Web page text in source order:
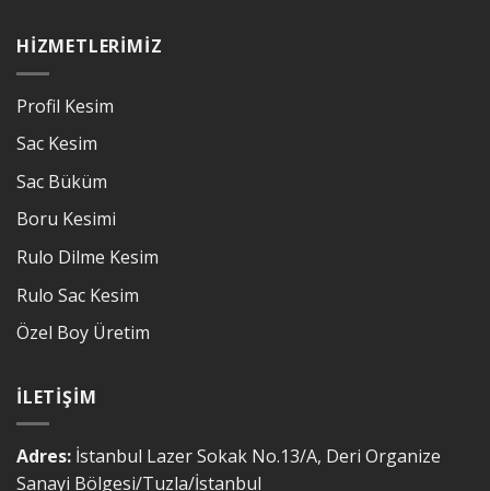
HIZMETLERIMIZ
Profil Kesim
Sac Kesim
Sac Büküm
Boru Kesimi
Rulo Dilme Kesim
Rulo Sac Kesim
Özel Boy Üretim
İLETIŞIM
Adres: İstanbul Lazer Sokak No.13/A, Deri Organize
Sanayi Bölgesi/Tuzla/İstanbul